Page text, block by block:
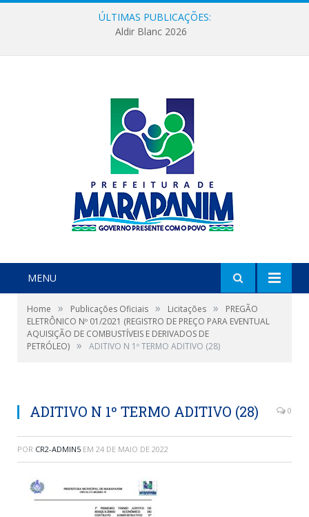
ÚLTIMAS PUBLICAÇÕES:
Aldir Blanc 2026
MENU
Home » Publicações Oficiais » Licitações »
PREGÃO
ELETRÔNICO Nº 01/2021 (REGISTRO DE PREÇO PARA EVENTUAL
AQUISIÇÃO DE COMBUSTÍVEIS E DERIVADOS DE
PETRÓLEO) » ADITIVO N 1º TERMO ADITIVO (28)
ADITIVO N 1º TERMO ADITIVO (28) 0
POR CR2-ADMIN5 EM 24 DE MAIO DE 2022